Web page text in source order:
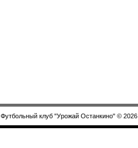
Футбольный клуб "Урожай Останкино" © 2026